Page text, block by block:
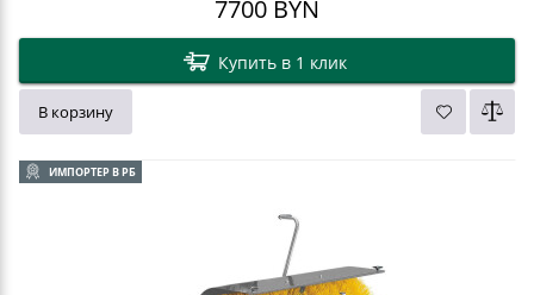
7700 BYN
Купить в 1 клик
В корзину
ИМПОРТЕР В РБ